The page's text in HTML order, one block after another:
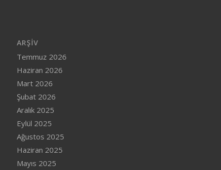
ARŞIV
Temmuz 2026
Haziran 2026
Mart 2026
Şubat 2026
Aralık 2025
Eylül 2025
Ağustos 2025
Haziran 2025
Mayıs 2025